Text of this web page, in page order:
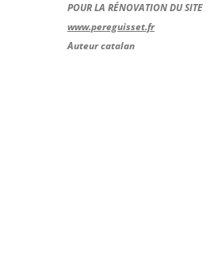
POUR LA RÉNOVATION DU SITE
www.pereguisset.fr
Auteur catalan